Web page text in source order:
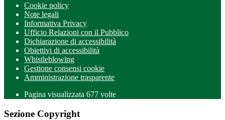
Cookie policy
Note legali
Informativa Privacy
Ufficio Relazioni con il Pubblico
Dichiarazione di accessibilità
Obiettivi di accessibilità
Whistleblowing
Gestione consensi cookie
Amministrazione trasparente
Pagina visualizzata 677 volte
Sezione Copyright